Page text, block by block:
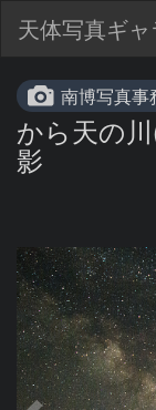
天体写真ギ
南博写真事
から天の
影